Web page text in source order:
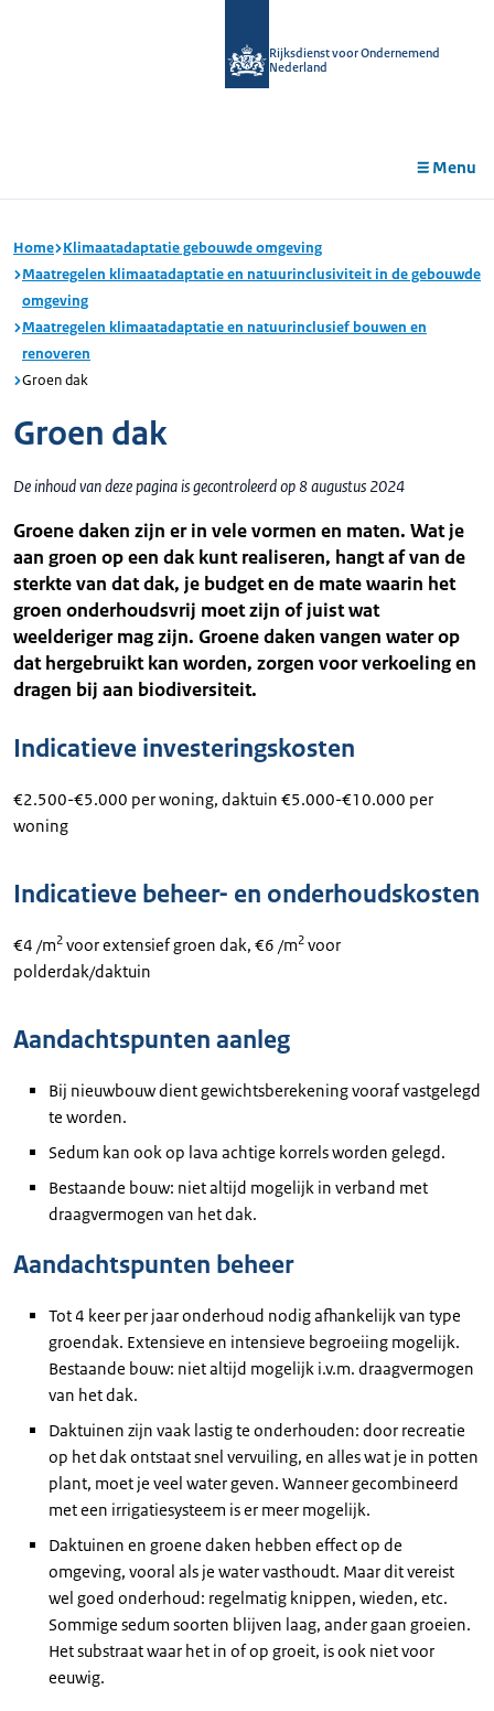
Rijksdienst voor Ondernemend
Nederland
Menu
Home Klimaatadaptatie gebouwde omgeving
Maatregelen klimaatadaptatie en natuurinclusiviteit in de gebouwde
omgeving
Maatregelen klimaatadaptatie en natuurinclusief bouwen en
renoveren
Groen dak
Groen dak
De inhoud van deze pagina is gecontroleerd op 8 augustus 2024
Groene daken zijn er in vele vormen en maten. Wat je
aan groen op een dak kunt realiseren, hangt af van de
sterkte van dat dak, je budget en de mate waarin het
groen onderhoudsvrij moet zijn of juist wat
weelderiger mag zijn. Groene daken vangen water op
dat hergebruikt kan worden, zorgen voor verkoeling en
dragen bij aan biodiversiteit.
Indicatieve investeringskosten
€2.500-€5.000 per woning, daktuin €5.000-€10.000 per
woning
Indicatieve beheer- en onderhoudskosten
€4 /m2 voor extensief groen dak, €6 /m2 voor
polderdak/daktuin
Aandachtspunten aanleg
Bij nieuwbouw dient gewichtsberekening vooraf vastgelegd
te worden.
Sedum kan ook op lava achtige korrels worden gelegd.
Bestaande bouw: niet altijd mogelijk in verband met
draagvermogen van het dak.
Aandachtspunten beheer
Tot 4 keer per jaar onderhoud nodig afhankelijk van type
groendak. Extensieve en intensieve begroeiing mogelijk.
Bestaande bouw: niet altijd mogelijk i.v.m. draagvermogen
van het dak.
Daktuinen zijn vaak lastig te onderhouden: door recreatie
op het dak ontstaat snel vervuiling, en alles wat je in potten
plant, moet je veel water geven. Wanneer gecombineerd
met een irrigatiesysteem is er meer mogelijk.
Daktuinen en groene daken hebben effect op de
omgeving, vooral als je water vasthoudt. Maar dit vereist
wel goed onderhoud: regelmatig knippen, wieden, etc.
Sommige sedum soorten blijven laag, ander gaan groeien.
Het substraat waar het in of op groeit, is ook niet voor
eeuwig.